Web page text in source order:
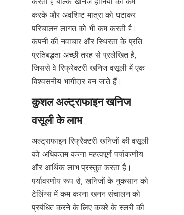
करके और अवशिष्ट मात्रा को घटाकर
परिचालन लागत को भी कम करती है।
कंपनी की नवाचार और स्थिरता के प्रति
प्रतिबद्धता अच्छी तरह से प्रलेखित है,
जिससे वे रिफ्रेक्टरी खनिज वसूली में एक
कुशल अल्ट्राफाइन खनिज
अल्ट्राफाइन रिफ्रैक्टरी खनिजों की वसूली
को अधिकतम करना महत्वपूर्ण पर्यावरणीय
और आर्थिक लाभ प्रस्तुत करता है।
पर्यावरणीय रूप से, खनिजों के नुकसान को
टेलिंग्स में कम करना खनन संचालन को
प्रबंधित करने के लिए कचरे के स्लरी की